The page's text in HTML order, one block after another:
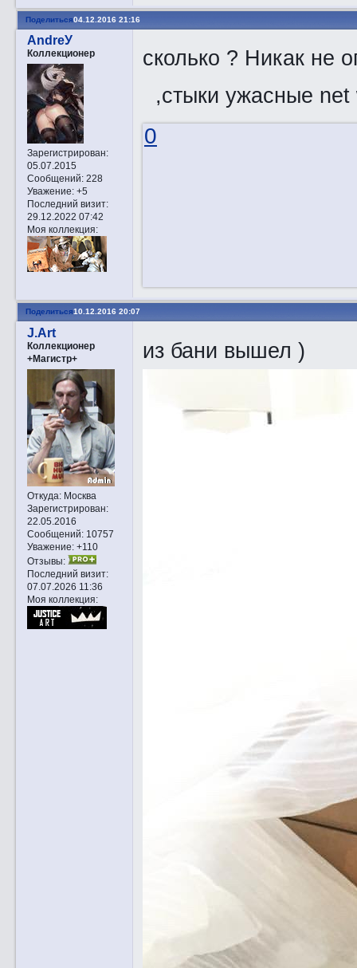
Поделиться04.12.2016 21:16
AndreУ
Коллекционер
Зарегистрирован:
05.07.2015
Сообщений:228
Уважение: +5
Последний визит:
29.12.2022 07:42
Моя коллекция:
сколько ? Никак
,стыки ужасные net
0
Поделиться10.12.2016 20:07
J.Art
Коллекционер
+Магистр+
Откуда:Москва
Зарегистрирован:
22.05.2016
Сообщений:10757
Уважение: +110
Отзывы:
Последний визит:
07.07.2026 11:36
Моя коллекция:
из бани вышел )